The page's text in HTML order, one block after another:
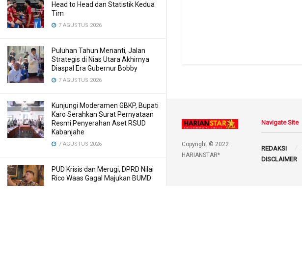
Head to Head dan Statistik Kedua
Tim
7 AGUSTUS 2026
Puluhan Tahun Menanti, Jalan
Strategis di Nias Utara Akhirnya
Diaspal Era Gubernur Bobby
7 AGUSTUS 2026
Kunjungi Moderamen GBKP, Bupati
Karo Serahkan Surat Pernyataan
Resmi Penyerahan Aset RSUD
Kabanjahe
7 AGUSTUS 2026
PUD Krisis dan Merugi, DPRD Nilai
Rico Waas Gagal Majukan BUMD
Copyright © 2022
HARIANSTAR*
Navigate Site
REDAKSI
DISCLAIMER